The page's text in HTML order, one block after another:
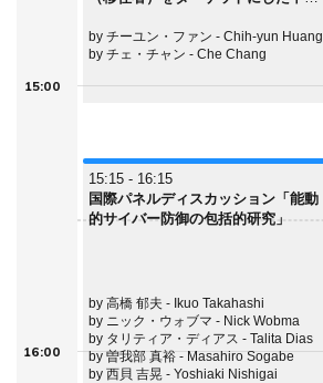
15:00
16:00
by チーユン・ファン - Chih-yun Huang
by チェ・チャン - Che Chang
15:15 - 16:15
国際パネルディスカッション「能動
的サイバー防御の包括的研究」
by 高橋 郁夫 - Ikuo Takahashi
by ニック・ウォブマ - Nick Wobma
by タリティア・ディアス - Talita Dias
by 曽我部 真裕 - Masahiro Sogabe
by 西貝 吉晃 - Yoshiaki Nishigai